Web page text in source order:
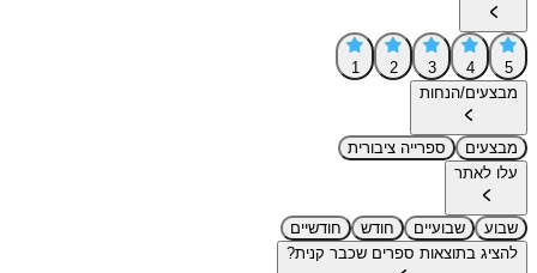
5
4
3
2
1
מבצעים/הנחות
מבצעים
ספרייה ציבורית
עלו לאתר
שבוע שבועיים חודש
חודשיים
להציג בתוצאות ספרים שכבר קנית?